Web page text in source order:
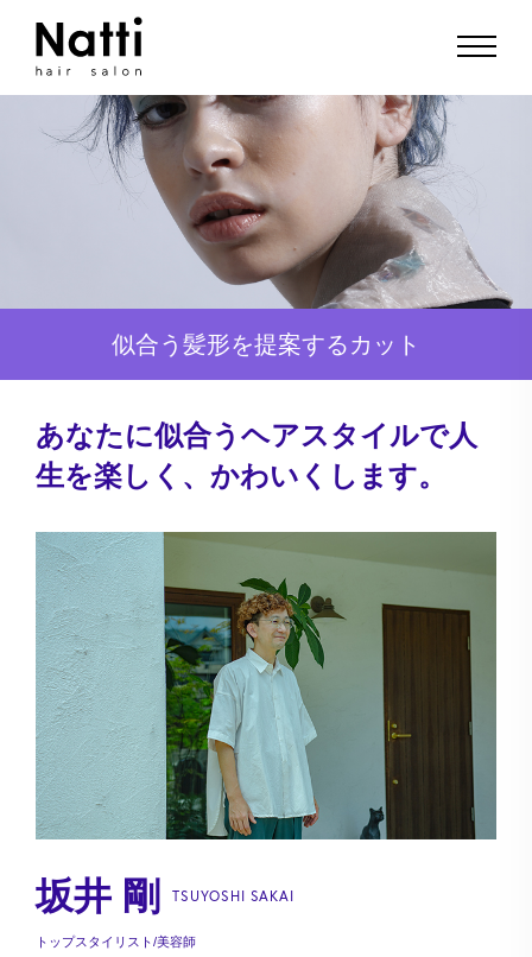
似合う髪形を提案するカット
あなたに似合うヘアスタイルで人
生を楽しく、かわいくします。
坂井 剛 TSUYOSHI SAKAI
トップスタイリスト/美容師